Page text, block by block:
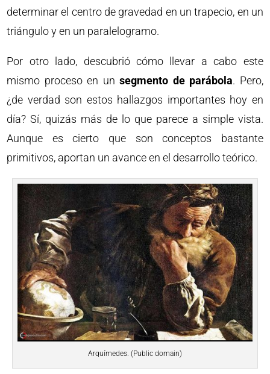
determinar el centro de gravedad en un trapecio, en un
triángulo y en un paralelogramo.
Por otro lado, descubrió cómo llevar a cabo este
mismo proceso en unsegmento de parábola. Pero,
¿de verdad son estos hallazgos importantes hoy en
día? Sí, quizás más de lo que parece a simple vista.
Aunque es cierto que son conceptos bastante
primitivos, aportan un avance en el desarrollo teórico.
Arquímedes. (Public domain)